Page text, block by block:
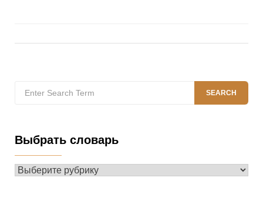
for:
SEARCH
Выбрать словарь
Выбрать